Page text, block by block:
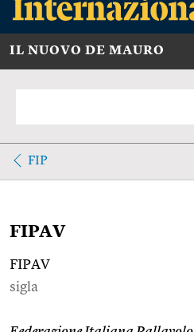
IL NUOVO DE MAURO
FIP
FIPAV
FIPAV
sigla